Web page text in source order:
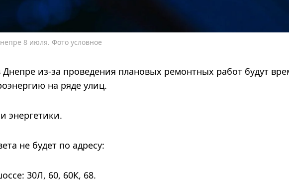
8 июля. Фото условное
Днепре из-за проведения плановых ремонтных работ будут
на ряде улиц.
энергетики.
не будет по адресу:
30Л, 60, 60К, 68.